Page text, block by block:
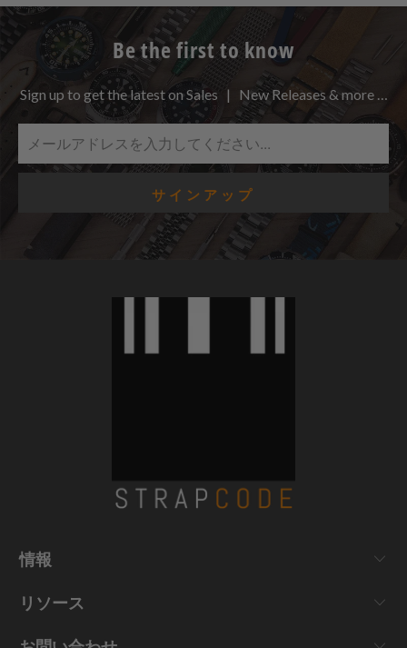
Be the first to know
Sign up to get the latest on Sales | New Releases & more …
情報
リソース